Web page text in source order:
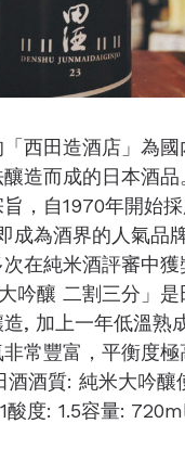
西田造酒店」為
造而成的日本酒
，自1970年開始
成為酒界的人氣
在純米酒評審中
吟釀 二割三分」
, 加上一年低溫熟
常豐富，平衡度
酒質: 純米大吟
酸度: 1.5容量: